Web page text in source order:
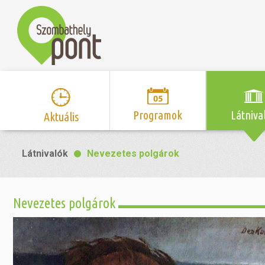
Aktuális Programok
Program naptár
Szent Márton
Mozi
Színház/Tánc
Szent
Zsidó
Hírek
Sport és
Látnivalók Nevezetes polgárok
Nevezetes polgárok